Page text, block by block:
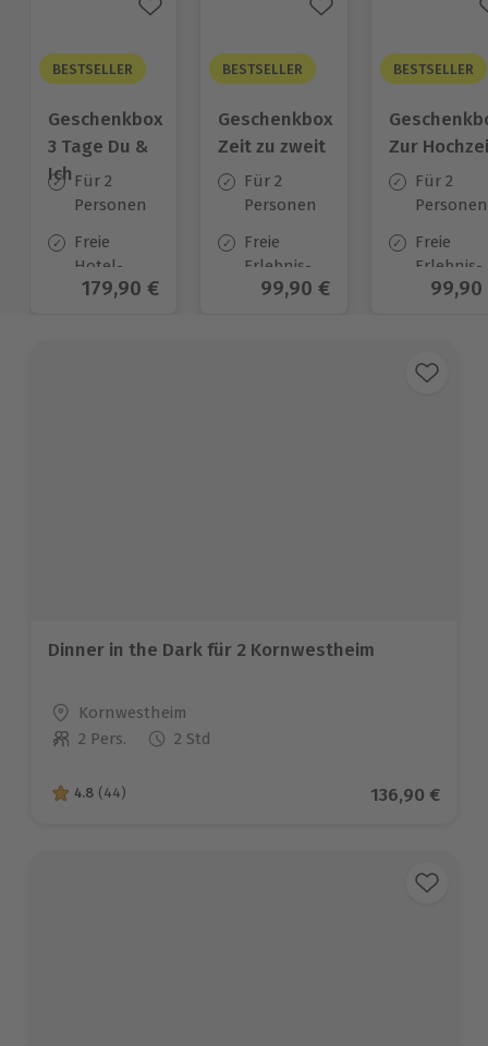
BESTSELLER
Geschenkbox
3 Tage Du &
Ich Für 2
Personen
Freie
Hotel-
Auswahl
Aktueller Preis
179,90 €
BESTSELLER
Geschenkbox
Zeit zu zweit
Für 2
Personen
Freie
Erlebnis-
Auswahl
Aktueller Preis
99,90 €
BESTSELLER
Zur
Für 2
Personen
Freie
Erlebnis-
Auswahl
99,90
Dinner in the Dark für 2 Kornwestheim
Standort
Kornwestheim
Anzahl der Teilnehmer
2 Pers. 2 Std
4.8 von 5 Sternen basierend auf 44 Bewertungen
4.8 (44) Aktueller
136,90 €